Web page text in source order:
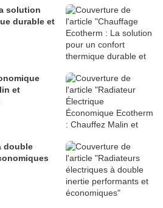
solution
durable et
et
double